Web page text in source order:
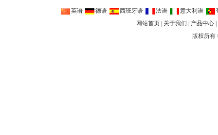
英语 德语 西班牙语 法语 意大利语
网站首页
关于我们 产品中心
版权所有